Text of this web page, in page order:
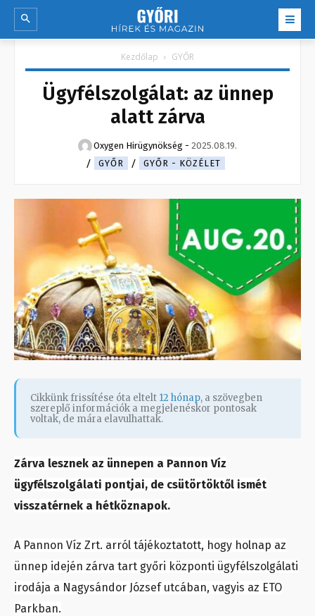
Kezdőlap GYŐR
Ügyfélszolgálat: az ünnep
alatt zárva
Oxygen Hirügynökség - 2025.08.19.
GYŐR
GYŐR - KÖZÉLET
Cikkünk frissítése óta eltelt 12 hónap, a szövegben
szereplő információk a megjelenéskor pontosak
voltak, de mára elavulhattak.
Zárva lesznek az ünnepen a Pannon Víz
ügyfélszolgálati pontjai, de csütörtöktől ismét
visszatérnek a hétköznapok.
A Pannon Víz Zrt. arról tájékoztatott, hogy holnap az
ünnep idején zárva tart győri központi ügyfélszolgálati
irodája a Nagysándor József utcában, vagyis az ETO
Parkban.